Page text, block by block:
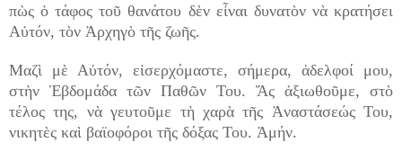
πὼς ὁ τάφος τοῦ θανάτου δὲν εἶναι δυνατὸν νὰ κρατήσει
Αὐτόν, τὸν Ἀρχηγὸ τῆς ζωῆς.
Μαζὶ μὲ Αὐτόν, εἰσερχόμαστε, σήμερα, ἀδελφοί μου,
στὴν Ἑβδομάδα τῶν Παθῶν Του. Ἄς ἀξιωθοῦμε, στὸ
τέλος της, νὰ γευτοῦμε τὴ χαρὰ τῆς Ἀναστάσεώς Του,
νικητὲς καὶ βαϊοφόροι τῆς δόξας Του. Ἀμήν.